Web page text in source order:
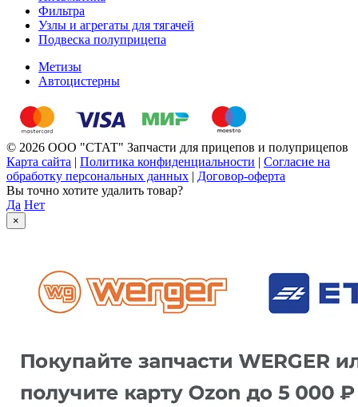
Фильтра
Узлы и агрегаты для тягачей
Подвеска полуприцепа
Метизы
Автоцистерны
© 2026 ООО "СТАТ" Запчасти для прицепов и полуприцепов
Карта сайта | Политика конфиденциальности | Согласие на
обработку персональных данных | Договор-оферта
Вы точно хотите удалить товар?
Да Нет
×